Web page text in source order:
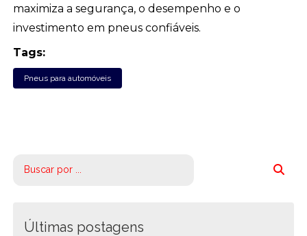
maximiza a segurança, o desempenho e o
investimento em pneus confiáveis.
Tags:
Pneus para automóveis
Últimas postagens